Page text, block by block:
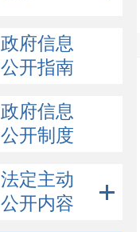
政府信息
公开指南
政府信息
公开制度
法定主动
公开内容